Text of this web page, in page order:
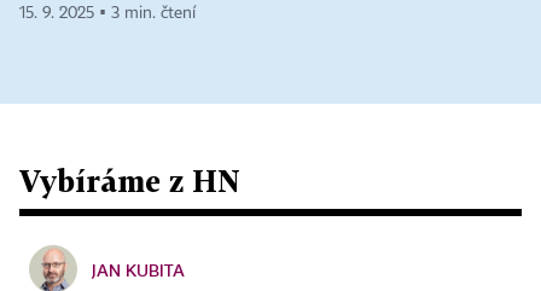
15. 9. 2025 ▪ 3 min. čtení
Vybíráme z HN
JAN KUBITA